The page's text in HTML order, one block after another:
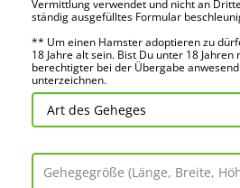
Vermitt­lung verwendet und nicht an
ständig ausge­fülltes Formular
** Um einen Hamster adoptieren zu
18 Jahre alt sein. Bist Du unter 18
berechtigter bei der Über­gabe
unter­zeichnen.